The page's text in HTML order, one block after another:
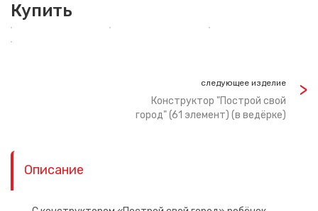
Купить
следующее изделие
Конструктор "Построй свой
город" (61 элемент) (в ведёрке)
Описание